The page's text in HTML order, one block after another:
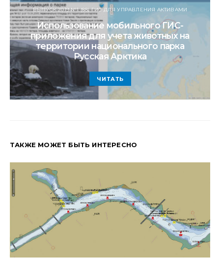
ВЫПУСК 2019 №1 (88) ГИС ДЛЯ УПРАВЛЕНИЯ АКТИВАМИ
Использование мобильного ГИС-
приложения для учета животных на
территории национального парка
Русская Арктика
ЧИТАТЬ
ТАКЖЕ МОЖЕТ БЫТЬ ИНТЕРЕСНО